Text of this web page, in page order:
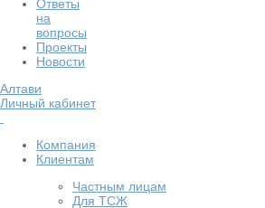
Ответы
на
вопросы
Проекты
Новости
Алтави
Личный кабинет
Компания
Клиентам
Частным лицам
Для ТСЖ